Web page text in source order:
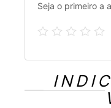
Seja o primeiro a